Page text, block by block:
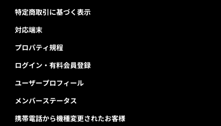
特定商取引に基づく表示
対応端末
プロパティ規程
ログイン・有料会員登録
ユーザープロフィール
メンバーステータス
携帯電話から機種変更されたお客様